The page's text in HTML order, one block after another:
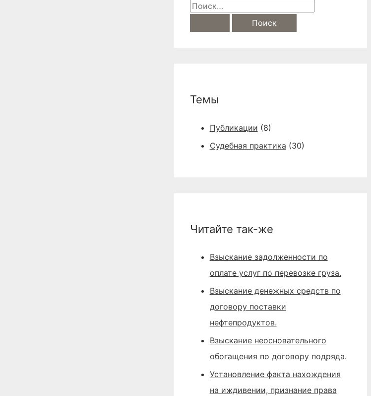
S
Темы
Публикации (8)
Судебная практика (30)
Читайте так-же
Взыскание задолженности по
оплате услуг по перевозке груза.
Взыскание денежных средств по
договору поставки
нефтепродуктов.
Взыскание неосновательного
обогащения по договору подряда.
Установление факта нахождения
на иждивении, признание права